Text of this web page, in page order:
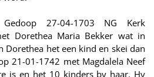
27-04-1703 NG Kerk
Dorethea Maria Bekker wat in
Dorethea het een kind en skei dan
21-01-1742 met Magdalela Neef
is en het 10 kinders by haar. Hy